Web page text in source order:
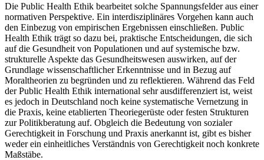
Die Public Health Ethik bearbeitet solche Spannungsfelder aus einer
normativen Perspektive. Ein interdisziplinäres Vorgehen kann auch
den Einbezug von empirischen Ergebnissen einschließen. Public
Health Ethik trägt so dazu bei, praktische Entscheidungen, die sich
auf die Gesundheit von Populationen und auf systemische bzw.
strukturelle Aspekte das Gesundheitswesen auswirken, auf der
Grundlage wissenschaftlicher Erkenntnisse und in Bezug auf
Moraltheorien zu begründen und zu reflektieren. Während das Feld
der Public Health Ethik international sehr ausdifferenziert ist, weist
es jedoch in Deutschland noch keine systematische Vernetzung in
die Praxis, keine etablierten Theoriegerüste oder festen Strukturen
zur Politikberatung auf. Obgleich die Bedeutung von sozialer
Gerechtigkeit in Forschung und Praxis anerkannt ist, gibt es bisher
weder ein einheitliches Verständnis von Gerechtigkeit noch konkrete
Maßstäbe.